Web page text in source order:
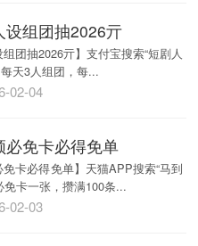
设组团抽2026亓
组团抽2026亓】支付宝搜索“短剧人
天3人组团，每...
02-04
必免卡必得免单
免卡必得免单】天猫APP搜索“马到
免卡一张，攒满100条...
02-03